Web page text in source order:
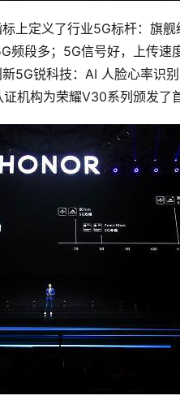
上定义了行业5G标杆：旗
频段多；5G信号好，上传
5G锐科技：AI 人脸心率识
机构为荣耀V30系列颁发了